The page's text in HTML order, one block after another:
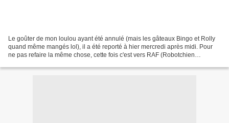
Le goûter de mon loulou ayant été annulé (mais les gâteaux Bingo et Rolly
quand même mangés lol), il a été reporté à hier mercredi après midi. Pour
ne pas refaire la même chose, cette fois c'est vers RAF (Robotchien